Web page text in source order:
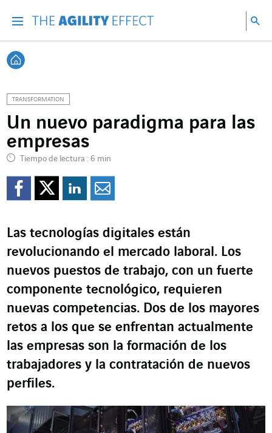
Volver a Inicio
TRANSFORMATION
Un nuevo paradigma para las
empresas
Tiempo de lectura : 6 min
Compartir en Facebook
Compartir en
Compartir en
Las tecnologías digitales están
revolucionando el mercado laboral. Los
nuevos puestos de trabajo, con un fuerte
componente tecnológico, requieren
nuevas competencias. Dos de los mayores
retos a los que se enfrentan actualmente
las empresas son la formación de los
trabajadores y la contratación de nuevos
perfiles.